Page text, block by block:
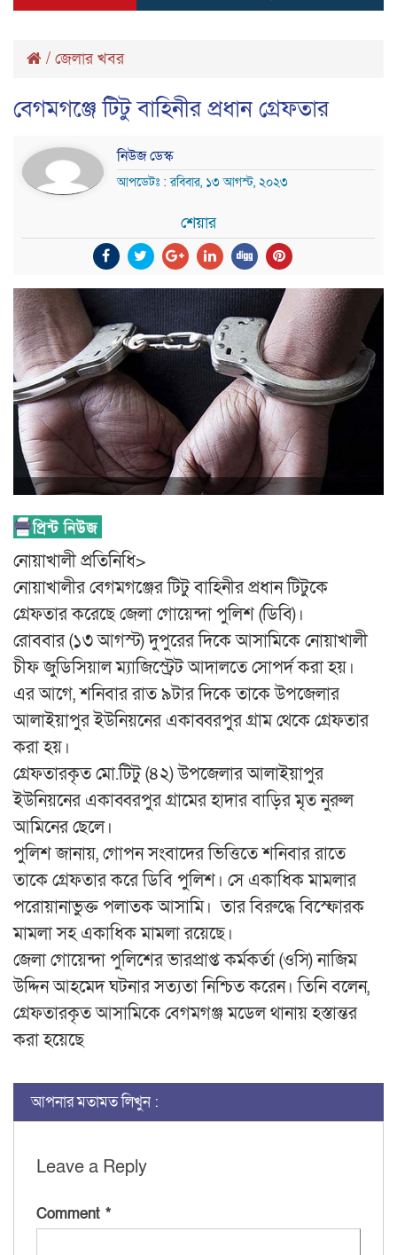
/ জেলার খবর
বেগমগঞ্জে টিটু বাহিনীর প্রধান গ্রেফতার
নিউজ ডেস্ক
আপডেটঃ : রবিবার, ১৩ আগস্ট, ২০২৩
শেয়ার
নোয়াখালী প্রতিনিধি>
নোয়াখালীর বেগমগঞ্জের টিটু বাহিনীর প্রধান টিটুকে
গ্রেফতার করেছে জেলা গোয়েন্দা পুলিশ (ডিবি)।
রোববার (১৩ আগস্ট) দুপুরের দিকে আসামিকে নোয়াখালী
চীফ জুডিসিয়াল ম্যাজিস্ট্রেট আদালতে সোপর্দ করা হয়।
এর আগে, শনিবার রাত ৯টার দিকে তাকে উপজেলার
আলাইয়াপুর ইউনিয়নের একাব্বরপুর গ্রাম থেকে গ্রেফতার
করা হয়।
গ্রেফতারকৃত মো.টিটু (৪২) উপজেলার আলাইয়াপুর
ইউনিয়নের একাব্বরপুর গ্রামের হাদার বাড়ির মৃত নুরুল
আমিনের ছেলে।
পুলিশ জানায়, গোপন সংবাদের ভিত্তিতে শনিবার রাতে
তাকে গ্রেফতার করে ডিবি পুলিশ। সে একাধিক মামলার
পরোয়ানাভুক্ত পলাতক আসামি। তার বিরুদ্ধে বিস্ফোরক
মামলা সহ একাধিক মামলা রয়েছে।
জেলা গোয়েন্দা পুলিশের ভারপ্রাপ্ত কর্মকর্তা (ওসি) নাজিম
উদ্দিন আহমেদ ঘটনার সত্যতা নিশ্চিত করেন। তিনি বলেন,
গ্রেফতারকৃত আসামিকে বেগমগঞ্জ মডেল থানায় হস্তান্তর
করা হয়েছে
আপনার মতামত লিখুন :
Leave a Reply
Comment *